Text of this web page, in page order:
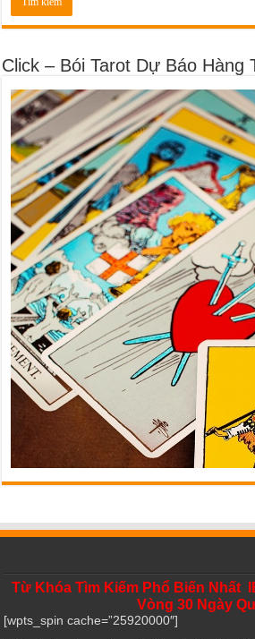
Click – Bói Tarot Dự Báo Hàng
Từ Khóa Tìm Kiếm Phổ Biến Nhất
Vòng 30 Ngày
[wpts_spin cache=”25920000″]